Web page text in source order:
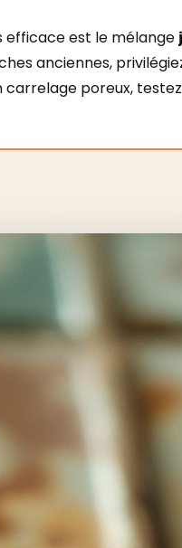
efficace est le mélange
anciennes,
carrelage poreux,